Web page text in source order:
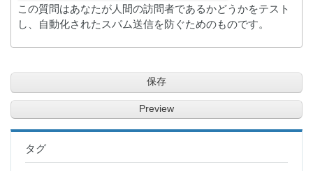
この質問はあなたが人間の訪問者であるかどうかをテスト
し、自動化されたスパム送信を防ぐためのものです。
タグ